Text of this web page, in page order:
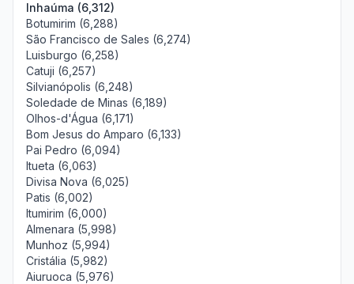
Inhaúma (6,312)
Botumirim (6,288)
São Francisco de Sales (6,274)
Luisburgo (6,258)
Catuji (6,257)
Silvianópolis (6,248)
Soledade de Minas (6,189)
Olhos-d'Água (6,171)
Bom Jesus do Amparo (6,133)
Pai Pedro (6,094)
Itueta (6,063)
Divisa Nova (6,025)
Patis (6,002)
Itumirim (6,000)
Almenara (5,998)
Munhoz (5,994)
Cristália (5,982)
Aiuruoca (5,976)